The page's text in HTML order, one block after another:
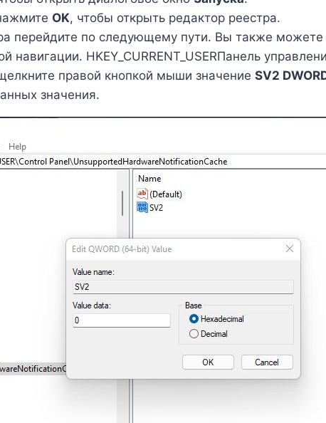
OK, чтобы открыть редактор реестра.
перейдите по следующему пути. Вы также можете
навигации. HKEY_CURRENT_USERПанель
правой кнопкой мыши значение SV2
значения.